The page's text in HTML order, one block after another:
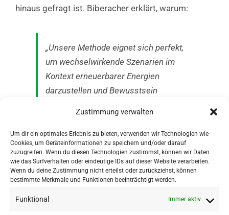
Zustimmung verwalten
Um dir ein optimales Erlebnis zu bieten, verwenden wir Technologien wie
Cookies, um Geräteinformationen zu speichern und/oder darauf
zuzugreifen. Wenn du diesen Technologien zustimmst, können wir Daten
wie das Surfverhalten oder eindeutige IDs auf dieser Website verarbeiten.
Wenn du deine Zustimmung nicht erteilst oder zurückziehst, können
bestimmte Merkmale und Funktionen beeinträchtigt werden.
Funktional Immer aktiv
hinaus gefragt ist. Biberacher erklärt, warum:
„Unsere Methode eignet sich perfekt,
um wechselwirkende Szenarien im
Kontext erneuerbarer Energien
darzustellen und Bewusstsein
Entscheidungsgrundlage für
Strategien und Investitionen zu
liefern.“